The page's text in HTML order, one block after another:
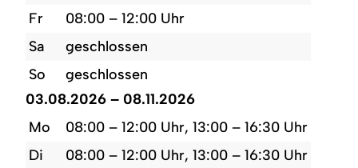
Fr
08:00 – 12:00 Uhr
Sa
geschlossen
So
geschlossen
03.08.2026 – 08.11.2026
Mo
08:00 – 12:00 Uhr, 13:00 – 16:30 Uhr
Di
08:00 – 12:00 Uhr, 13:00 – 16:30 Uhr